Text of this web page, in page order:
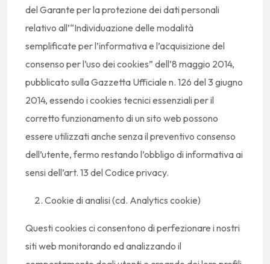
del Garante per la protezione dei dati personali
relativo all’“Individuazione delle modalità
semplificate per l’informativa e l’acquisizione del
consenso per l’uso dei cookies” dell’8 maggio 2014,
pubblicato sulla Gazzetta Ufficiale n. 126 del 3 giugno
2014, essendo i cookies tecnici essenziali per il
corretto funzionamento di un sito web possono
essere utilizzati anche senza il preventivo consenso
dell’utente, fermo restando l’obbligo di informativa ai
sensi dell’art. 13 del Codice privacy.
Cookie di analisi (cd. Analytics cookie)
Questi cookies ci consentono di perfezionare i nostri
siti web monitorando ed analizzando il